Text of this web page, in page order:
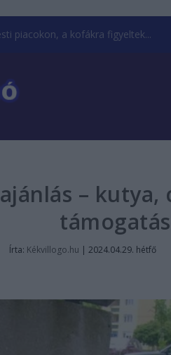
piacokon, a kofákra figyeltek...
– kutya,
Írta: Kékvillogo.hu |2024.04.29. hétfő